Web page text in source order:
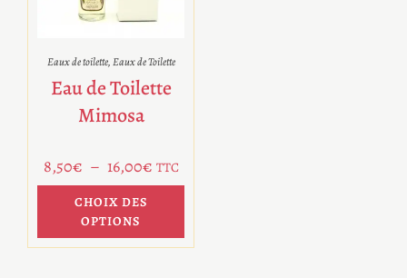
Eaux de toilette,Eaux de Toilette
Eau de Toilette
Mimosa
8,50€ – 16,00€ TTC
CHOIX DES
OPTIONS